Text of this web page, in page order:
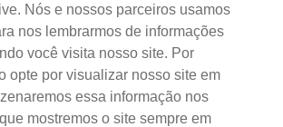
Nós e nossos parceiros usamos
nos lembrarmos de informações
você visita nosso site. Por
opte por visualizar nosso site em
essa informação nos
mostremos o site sempre em